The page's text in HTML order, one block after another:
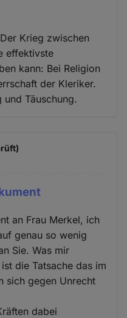
Krieg zwischen
effektivste
kann: Bei Religion
der Kleriker.
und Täuschung.
an Frau Merkel, ich
genau so wenig
Sie. Was mir
die Tatsache das im
sich gegen Unrecht
dabei